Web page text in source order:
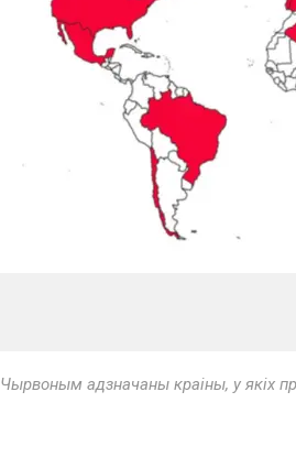
Чырвоным адзначаны краіны, у якіх